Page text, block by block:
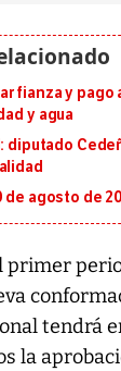
fianza y
y agua
diputado
de agosto de
primer
tendrá
la